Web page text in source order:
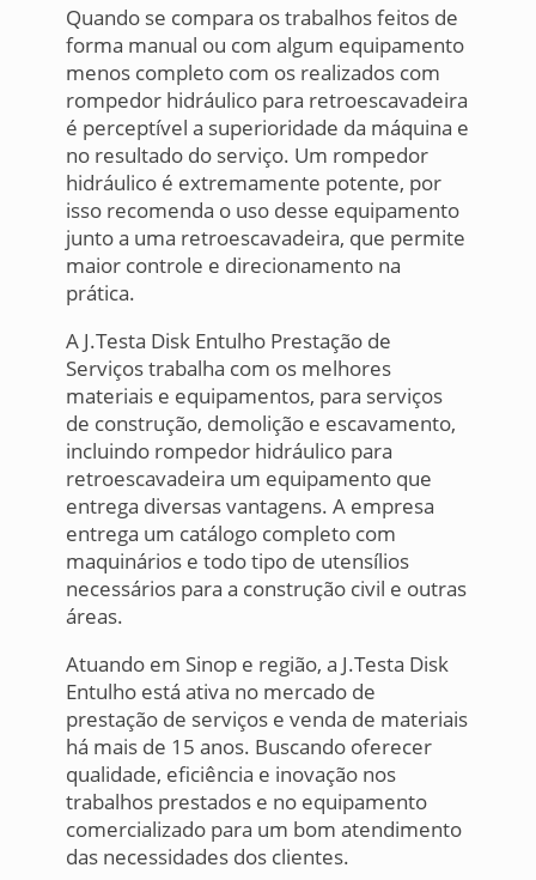
Quando se compara os trabalhos feitos de
forma manual ou com algum equipamento
menos completo com os realizados com
rompedor hidráulico para retroescavadeira
é perceptível a superioridade da máquina e
no resultado do serviço. Um rompedor
hidráulico é extremamente potente, por
isso recomenda o uso desse equipamento
junto a uma retroescavadeira, que permite
maior controle e direcionamento na
prática.
A J.Testa Disk Entulho Prestação de
Serviços trabalha com os melhores
materiais e equipamentos, para serviços
de construção, demolição e escavamento,
incluindo rompedor hidráulico para
retroescavadeira um equipamento que
entrega diversas vantagens. A empresa
entrega um catálogo completo com
maquinários e todo tipo de utensílios
necessários para a construção civil e outras
áreas.
Atuando em Sinop e região, a J.Testa Disk
Entulho está ativa no mercado de
prestação de serviços e venda de materiais
há mais de 15 anos. Buscando oferecer
qualidade, eficiência e inovação nos
trabalhos prestados e no equipamento
comercializado para um bom atendimento
das necessidades dos clientes.